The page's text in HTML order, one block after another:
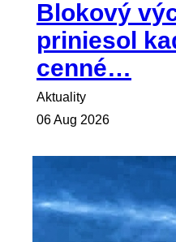
Blokový
priniesol
cenné…
Aktuality
06 Aug 2026